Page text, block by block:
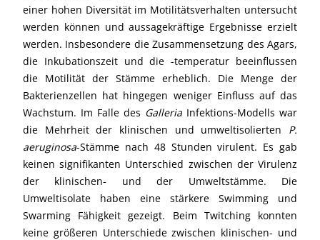
einer hohen Diversität im Motilitätsverhalten untersucht
werden können und aussagekräftige Ergebnisse erzielt
werden. Insbesondere die Zusammensetzung des Agars,
die Inkubationszeit und die -temperatur beeinflussen
die Motilität der Stämme erheblich. Die Menge der
Bakterienzellen hat hingegen weniger Einfluss auf das
Wachstum. Im Falle des Galleria Infektions-Modells war
die Mehrheit der klinischen und umweltisolierten P.
aeruginosa-Stämme nach 48 Stunden virulent. Es gab
keinen signifikanten Unterschied zwischen der Virulenz
der klinischen- und der Umweltstämme. Die
Umweltisolate haben eine stärkere Swimming und
Swarming Fähigkeit gezeigt. Beim Twitching konnten
keine größeren Unterschiede zwischen klinischen- und